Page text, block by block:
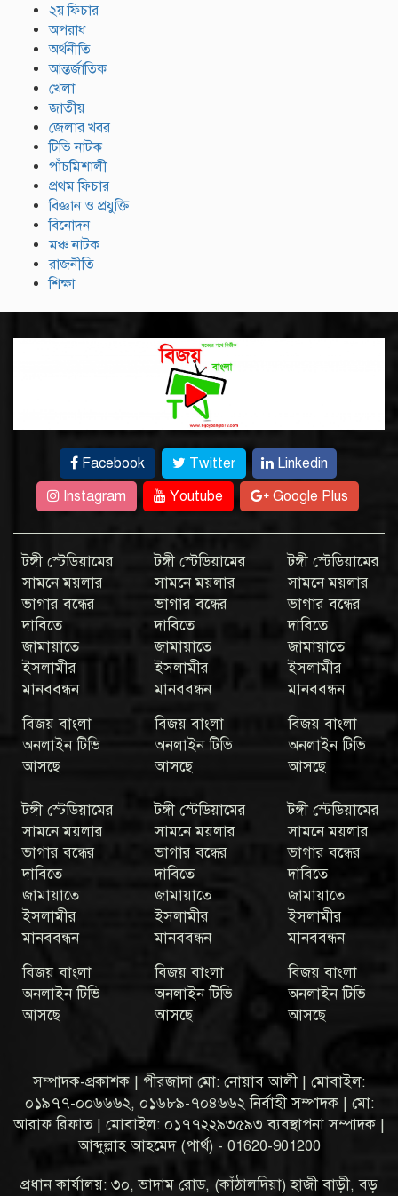
২য় ফিচার
অপরাধ
অর্থনীতি
আন্তর্জাতিক
খেলা
জাতীয়
জেলার খবর
টিভি নাটক
পাঁচমিশালী
প্রথম ফিচার
বিজ্ঞান ও প্রযুক্তি
বিনোদন
মঞ্চ নাটক
রাজনীতি
শিক্ষা
Facebook Twitter
Linkedin
Instagram
Youtube Google Plus
টঙ্গী স্টেডিয়ামের
সামনে ময়লার
ভাগার বন্ধের
দাবিতে
জামায়াতে
ইসলামীর
মানববন্ধন
বিজয় বাংলা
অনলাইন টিভি
আসছে
টঙ্গী স্টেডিয়ামের
সামনে ময়লার
ভাগার বন্ধের
দাবিতে
জামায়াতে
ইসলামীর
মানববন্ধন
বিজয় বাংলা
অনলাইন টিভি
আসছে
টঙ্গী স্টেডিয়ামের
সামনে ময়লার
ভাগার বন্ধের
দাবিতে
জামায়াতে
ইসলামীর
মানববন্ধন
বিজয় বাংলা
অনলাইন টিভি
আসছে
টঙ্গী স্টেডিয়ামের
সামনে ময়লার
ভাগার বন্ধের
দাবিতে
জামায়াতে
ইসলামীর
মানববন্ধন
বিজয় বাংলা
অনলাইন টিভি
আসছে
টঙ্গী স্টেডিয়ামের
সামনে ময়লার
ভাগার বন্ধের
দাবিতে
জামায়াতে
ইসলামীর
মানববন্ধন
বিজয় বাংলা
অনলাইন টিভি
আসছে
টঙ্গী স্টেডিয়ামের
সামনে ময়লার
ভাগার বন্ধের
দাবিতে
জামায়াতে
ইসলামীর
মানববন্ধন
বিজয় বাংলা
অনলাইন টিভি
আসছে
সম্পাদক-প্রকাশক | পীরজাদা মো: নোয়াব আলী | মোবাইল:
০১৯৭৭-০০৬৬৬২, ০১৬৮৯-৭০৪৬৬২ নির্বাহী সম্পাদক | মো:
আরাফ রিফাত | মোবাইল: ০১৭৭২২৯৩৫৯৩ ব্যবস্থাপনা সম্পাদক |
আব্দুল্লাহ আহমেদ (পার্থ) - 01620-901200
প্রধান কার্যালয়: ৩০, ভাদাম রোড, (কাঁঠালদিয়া) হাজী বাড়ী, বড়